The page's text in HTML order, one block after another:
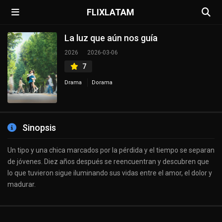
FLIXLATAM
La luz que aún nos guía
2026 2026-03-06
7
Drama Dorama
Sinopsis
Un tipo y una chica marcados por la pérdida y el tiempo se separan
de jóvenes. Diez años después se reencuentran y descubren que
lo que tuvieron sigue iluminando sus vidas entre el amor, el dolor y
madurar.